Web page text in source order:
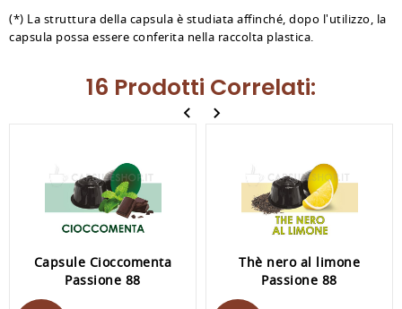
(*) La struttura della capsula è studiata affinché, dopo l'utilizzo, la
capsula possa essere conferita nella raccolta plastica.
16 Prodotti Correlati:
Capsule Cioccomenta
Passione 88
Thè nero al limone
Passione 88